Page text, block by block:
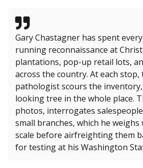
Gary Chastagner has spent
running reconnaissance at
plantations, pop-up retail lots,
across the country. At each
pathologist scours the
looking tree in the whole place.
photos, interrogates
small branches, which he
scale before airfreighting them
for testing at his Washington